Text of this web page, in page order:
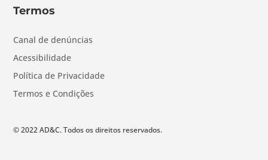
Termos
Canal de denúncias
Acessibilidade
Política de Privacidade
Termos e Condições
© 2022 AD&C. Todos os direitos reservados.